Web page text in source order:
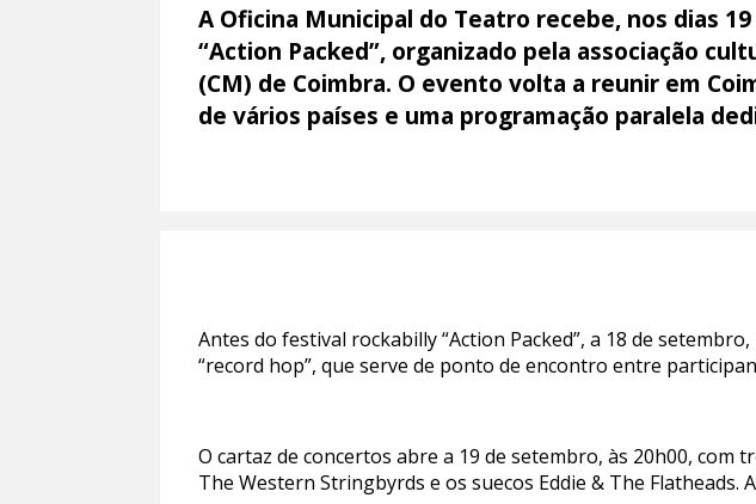
A Oficina Municipal do Teatro recebe, nos dias
“Action Packed”, organizado pela associação
(CM) de Coimbra. O evento volta a reunir em
de vários países e uma programação paralela
Antes do festival rockabilly “Action Packed”, a 18 de
“record hop”, que serve de ponto de encontro entre
O cartaz de concertos abre a 19 de setembro, às 20h00, com
The Western Stringbyrds e os suecos Eddie & The Flatheads.